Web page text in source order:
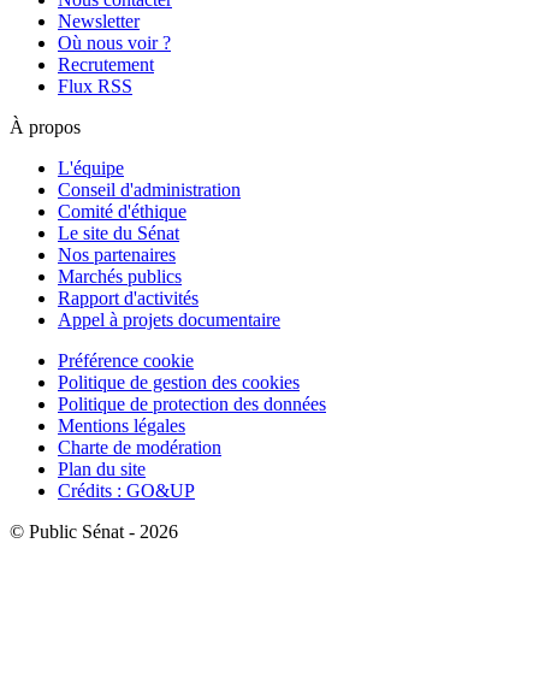
Newsletter
Où nous voir ?
Recrutement
Flux RSS
À propos
L'équipe
Conseil d'administration
Comité d'éthique
Le site du Sénat
Nos partenaires
Marchés publics
Rapport d'activités
Appel à projets documentaire
Préférence cookie
Politique de gestion des cookies
Politique de protection des données
Mentions légales
Charte de modération
Plan du site
Crédits : GO&UP
© Public Sénat - 2026